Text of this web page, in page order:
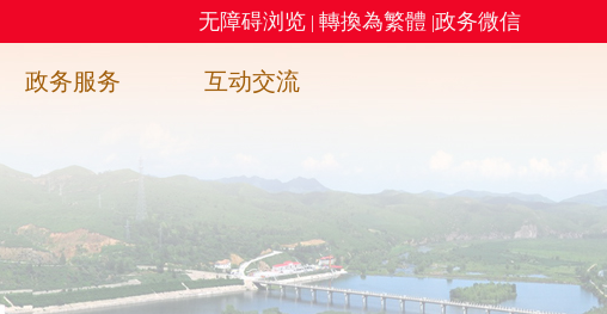
无障碍浏览 | 轉換為繁體 |政务微信
政务服务 互动交流